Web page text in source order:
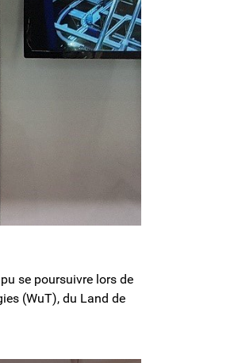
se poursuivre lors de
(WuT), du Land de